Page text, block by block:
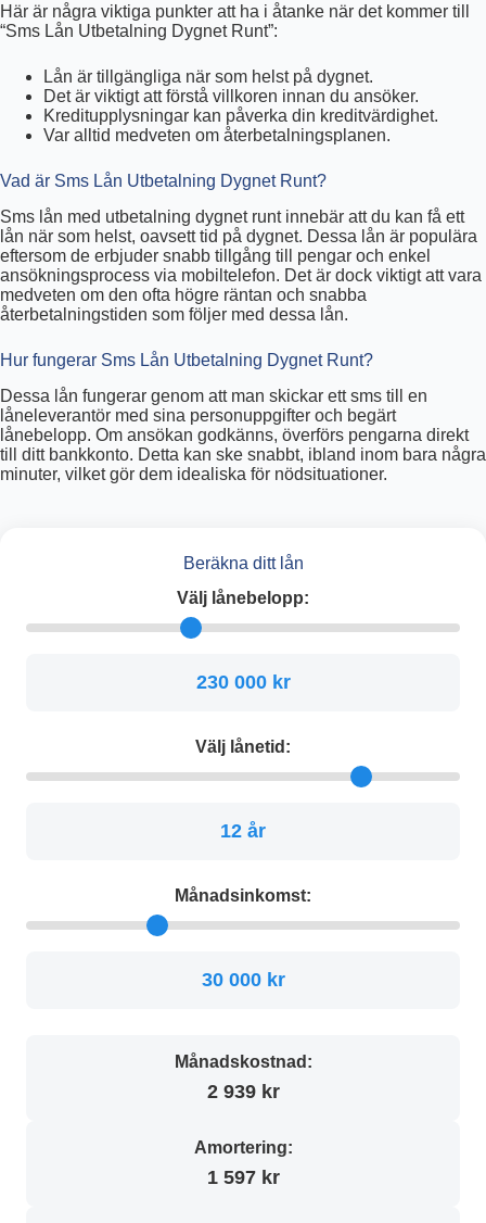
Här är några viktiga punkter att ha i åtanke när det kommer till
“Sms Lån Utbetalning Dygnet Runt”:
Lån är tillgängliga när som helst på dygnet.
Det är viktigt att förstå villkoren innan du ansöker.
Kreditupplysningar kan påverka din kreditvärdighet.
Var alltid medveten om återbetalningsplanen.
Vad är Sms Lån Utbetalning Dygnet Runt?
Sms lån med utbetalning dygnet runt innebär att du kan få ett
lån när som helst, oavsett tid på dygnet. Dessa lån är populära
eftersom de erbjuder snabb tillgång till pengar och enkel
ansökningsprocess via mobiltelefon. Det är dock viktigt att vara
medveten om den ofta högre räntan och snabba
återbetalningstiden som följer med dessa lån.
Hur fungerar Sms Lån Utbetalning Dygnet Runt?
Dessa lån fungerar genom att man skickar ett sms till en
låneleverantör med sina personuppgifter och begärt
lånebelopp. Om ansökan godkänns, överförs pengarna direkt
till ditt bankkonto. Detta kan ske snabbt, ibland inom bara några
minuter, vilket gör dem idealiska för nödsituationer.
Beräkna ditt lån
Välj lånebelopp:
230 000 kr
Välj lånetid:
12 år
Månadsinkomst:
30 000 kr
Månadskostnad:
2 939 kr
Amortering:
1 597 kr